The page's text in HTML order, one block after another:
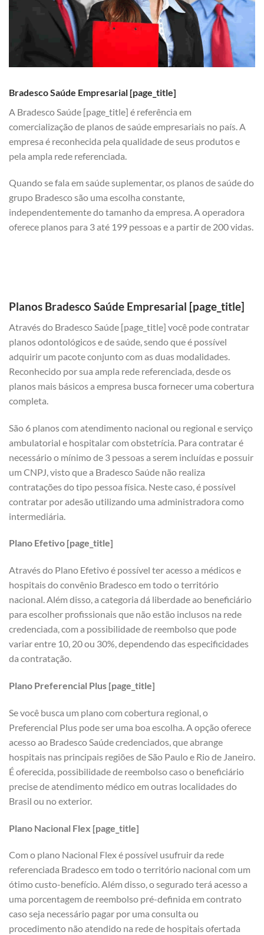
Bradesco Saúde Empresarial [page_title]
A Bradesco Saúde [page_title] é referência em
comercialização de planos de saúde empresariais no país. A
empresa é reconhecida pela qualidade de seus produtos e
pela ampla rede referenciada.
Quando se fala em saúde suplementar, os planos de saúde do
grupo Bradesco são uma escolha constante,
independentemente do tamanho da empresa. A operadora
oferece planos para 3 até 199 pessoas e a partir de 200 vidas.
Planos Bradesco Saúde Empresarial [page_title]
Através do Bradesco Saúde [page_title] você pode contratar
planos odontológicos e de saúde, sendo que é possível
adquirir um pacote conjunto com as duas modalidades.
Reconhecido por sua ampla rede referenciada, desde os
planos mais básicos a empresa busca fornecer uma cobertura
completa.
São 6 planos com atendimento nacional ou regional e serviço
ambulatorial e hospitalar com obstetrícia. Para contratar é
necessário o mínimo de 3 pessoas a serem incluídas e possuir
um CNPJ, visto que a Bradesco Saúde não realiza
contratações do tipo pessoa física. Neste caso, é possível
contratar por adesão utilizando uma administradora como
intermediária.
Plano Efetivo [page_title]
Através do Plano Efetivo é possível ter acesso a médicos e
hospitais do convênio Bradesco em todo o território
nacional. Além disso, a categoria dá liberdade ao beneficiário
para escolher profissionais que não estão inclusos na rede
credenciada, com a possibilidade de reembolso que pode
variar entre 10, 20 ou 30%, dependendo das especificidades
da contratação.
Plano Preferencial Plus [page_title]
Se você busca um plano com cobertura regional, o
Preferencial Plus pode ser uma boa escolha. A opção oferece
acesso ao Bradesco Saúde credenciados, que abrange
hospitais nas principais regiões de São Paulo e Rio de Janeiro.
É oferecida, possibilidade de reembolso caso o beneficiário
precise de atendimento médico em outras localidades do
Brasil ou no exterior.
Plano Nacional Flex [page_title]
Com o plano Nacional Flex é possível usufruir da rede
referenciada Bradesco em todo o território nacional com um
ótimo custo-benefício. Além disso, o segurado terá acesso a
uma porcentagem de reembolso pré-definida em contrato
caso seja necessário pagar por uma consulta ou
procedimento não atendido na rede de hospitais ofertada